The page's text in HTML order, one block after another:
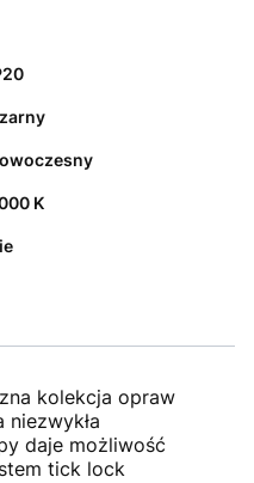
K
kolekcja opraw
daje możliwość
tick lock